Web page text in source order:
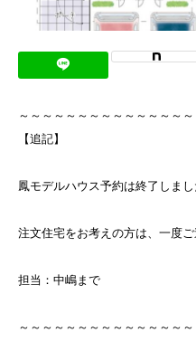
～～～～～～～～～～～～～～
【追記】
鳳モデルハウス予約は終了しまし
注文住宅をお考えの方は、一度ご
担当：中嶋まで
～～～～～～～～～～～～～～～